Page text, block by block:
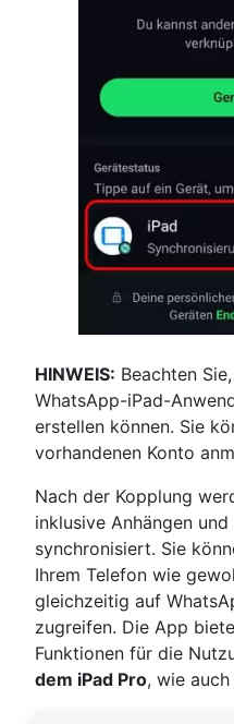
HINWEIS: Beachten
WhatsApp-iPad-
erstellen können. Sie
vorhandenen Konto
Nach der Kopplung
inklusive Anhängen
synchronisiert. Sie
Ihrem Telefon wie
gleichzeitig auf
zugreifen. Die App
Funktionen für die
dem iPad Pro, wie